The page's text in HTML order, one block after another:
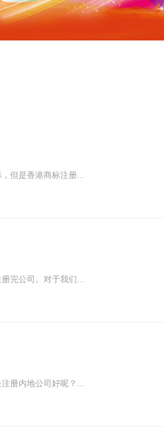
但是香港商标注册...
完公司。对于我们...
册内地公司好呢？...